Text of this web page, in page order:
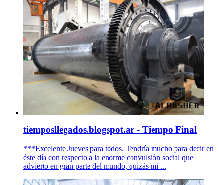
tiemposllegados.blogspot.ar - Tiempo Final
***Excelente Jueves para todos. Tendría mucho para decir en
éste día con respecto a la enorme convulsión social que
advierto en gran parte del mundo, quizás mi ...